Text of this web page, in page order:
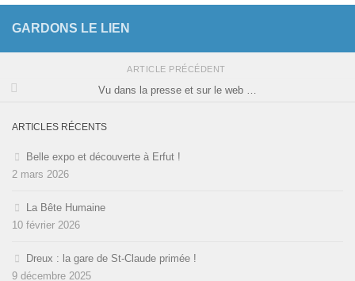
GARDONS LE LIEN
ARTICLE PRÉCÉDENT
Vu dans la presse et sur le web …
ARTICLES RÉCENTS
Belle expo et découverte à Erfut !
2 mars 2026
La Bête Humaine
10 février 2026
Dreux : la gare de St-Claude primée !
9 décembre 2025